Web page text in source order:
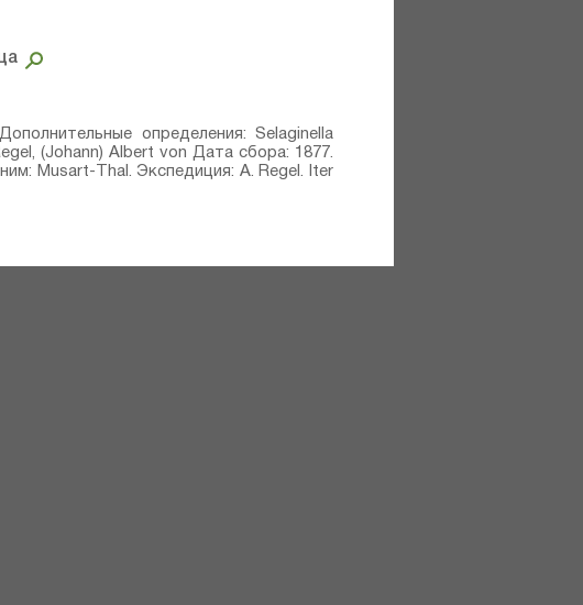
определения: Selaginella
(Johann) Albert von Дата сбора: 1877.
Musart-Thal. Экспедиция: A. Regel. Iter